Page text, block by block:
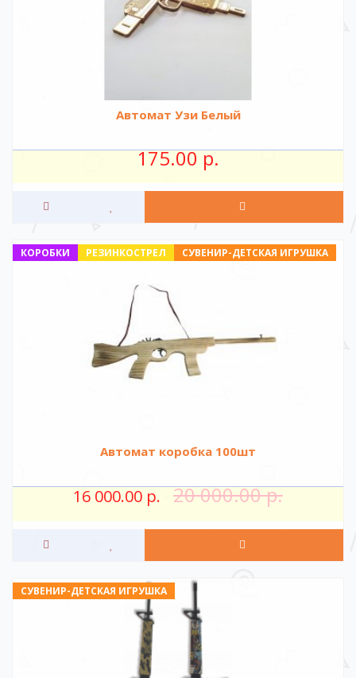
Автомат Узи Белый
175.00 р.
СУВЕНИР-ДЕТСКАЯ ИГРУШКА
РЕЗИНКОСТРЕЛ
КОРОБКИ
Автомат коробка 100шт
16 000.00 р. 20 000.00 р.
СУВЕНИР-ДЕТСКАЯ ИГРУШКА